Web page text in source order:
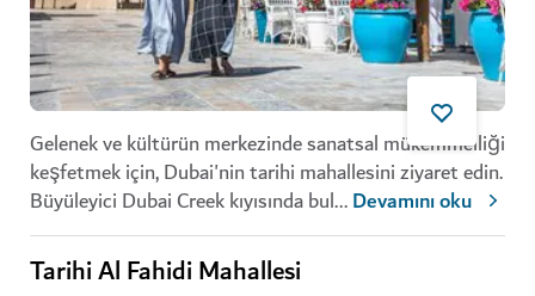
Gelenek ve kültürün merkezinde sanatsal mükemmelliği
keşfetmek için, Dubai'nin tarihi mahallesini ziyaret edin.
Büyüleyici Dubai Creek kıyısında bul...Devamını oku
Tarihi Al Fahidi Mahallesi